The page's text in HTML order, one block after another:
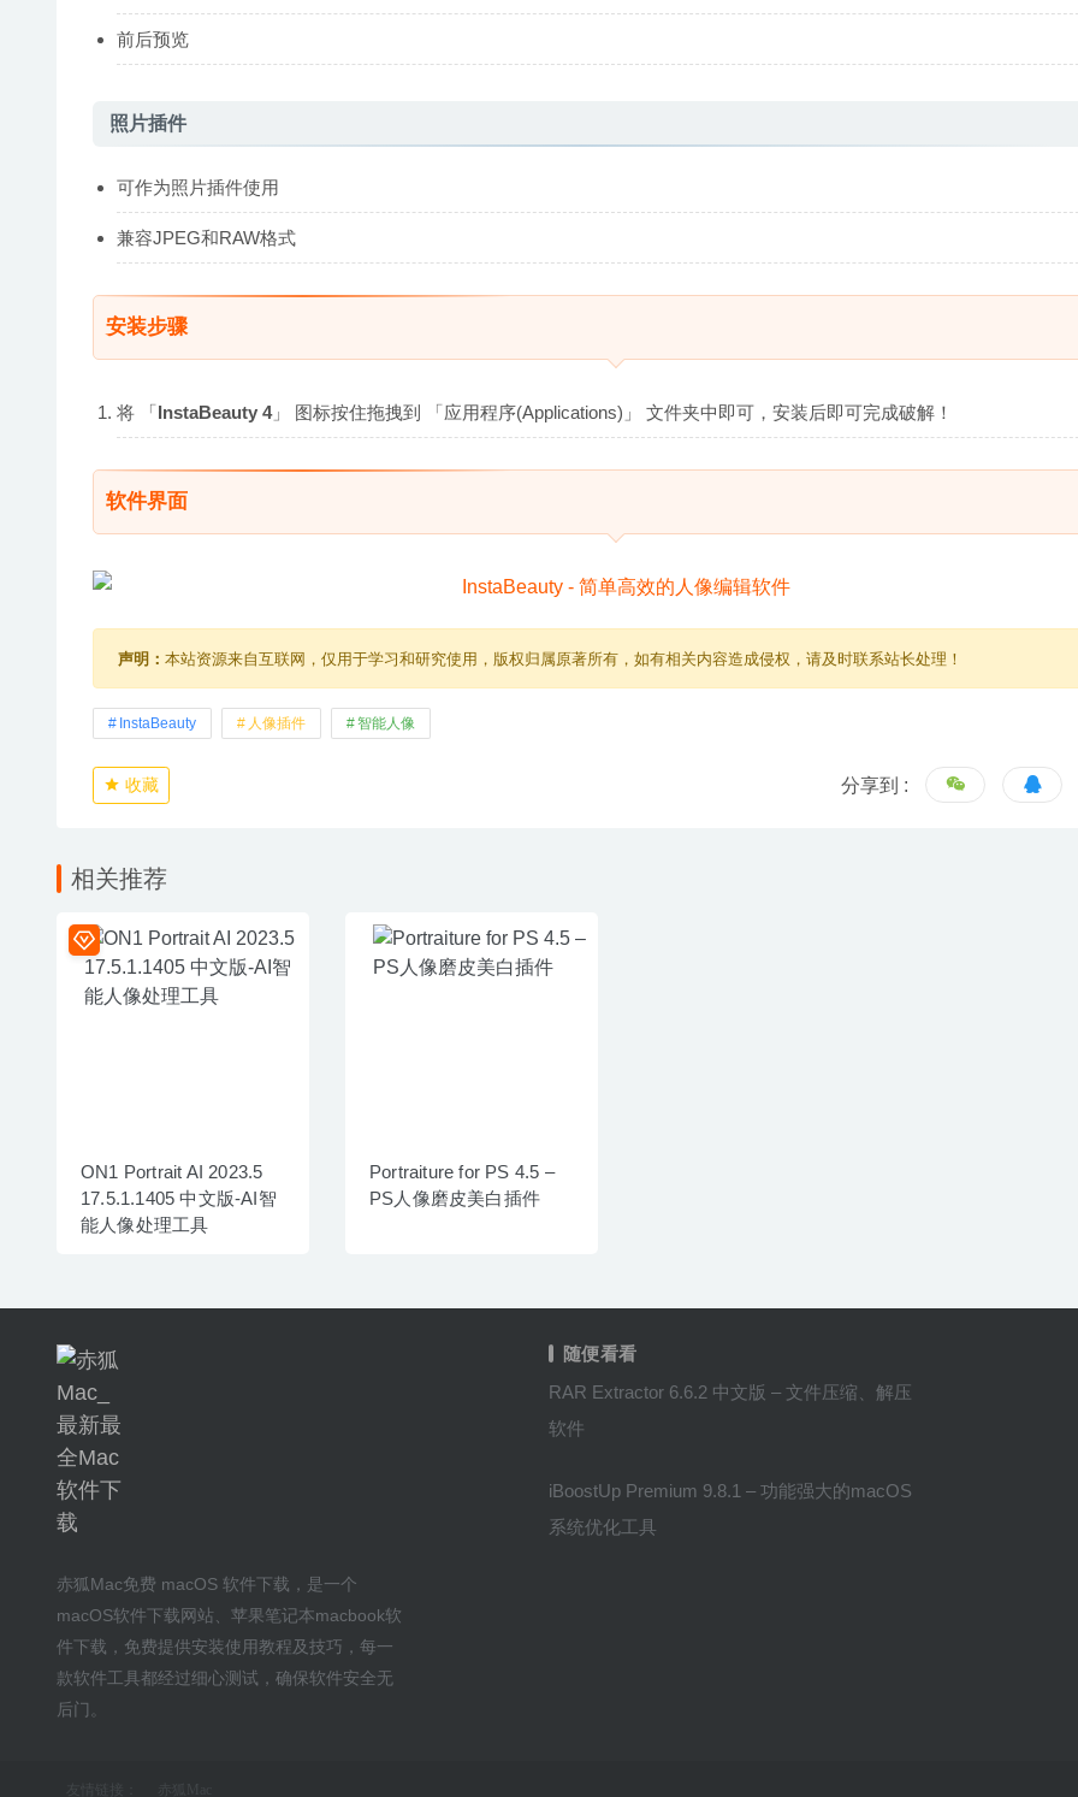
前后预览
照片插件
可作为照片插件使用
兼容JPEG和RAW格式
安装步骤
将 「InstaBeauty 4」 图标按住拖拽到 「应用程序(Applications)」 文件夹中即可，安装后即可完成破解！
软件界面
声明： 本站资源来自互联网，仅用于学习和研究使用，版权归属原著所有，如有相关内容造成侵权，请及时联系站长处理！
InstaBeauty 人像插件 智能人像
收藏 分享到 :
相关推荐
ON1 Portrait AI 2023.5
17.5.1.1405 中文版-AI智
能人像处理工具
Portraiture for PS 4.5 –
PS人像磨皮美白插件
赤狐Mac免费 macOS 软件下载 ，是一个
macOS软件下载网站
苹果笔记本macbook软
件下载 ，免费提供安装使用教程及技巧 ，每一
款软件工具都经过细心测试，确保软件安全无
后门。
随便看看
RAR Extractor 6.6.2 中文版 – 文件压缩、解压
软件
iBoostUp Premium 9.8.1 – 功能强大的macOS
系统优化工具
友情链接：